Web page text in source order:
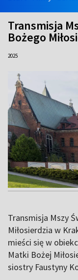
Transmisja
Bożego
2025
Transmisja Mszy
Miłosierdzia w
mieści się w
Matki Bożej
siostry Faustyny